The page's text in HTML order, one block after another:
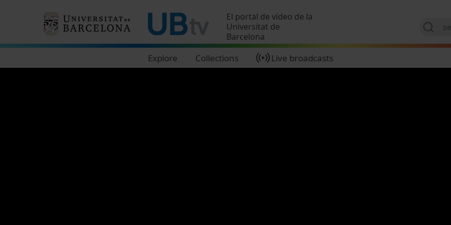
El portal de vídeo de la
Universitat de
Barcelona
Explore Collections Live broadcasts